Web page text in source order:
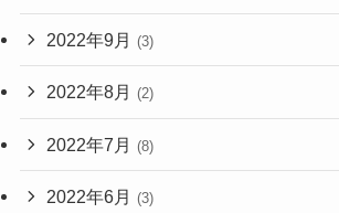
2022年9月 (3)
2022年8月 (2)
2022年7月 (8)
2022年6月 (3)